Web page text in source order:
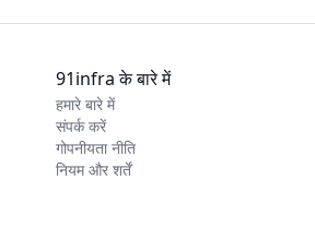
91infra के बारे में
हमारे बारे में
संपर्क करें
गोपनीयता नीति
नियम और शर्तें